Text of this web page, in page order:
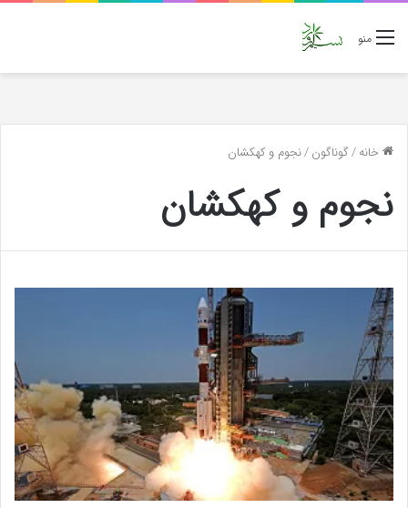
منو
خانه/گوناگون/نجوم و کهکشان
نجوم و کهکشان